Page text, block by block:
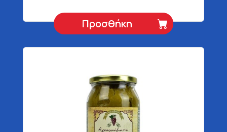
Προσθήκη